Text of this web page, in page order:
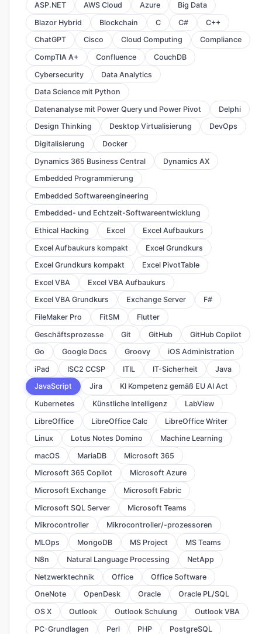
ASP.NET
AWS Cloud Azure
Big Data
Blazor Hybrid
Blockchain C C#
C++
ChatGPT
Cisco Cloud Computing
Compliance
CompTIA A+
Confluence
CouchDB
Cybersecurity
Data Analytics
Data Science mit Python
Datenanalyse mit Power Query und Power Pivot
Delphi
Design Thinking
Desktop Virtualisierung
DevOps
Digitalisierung
Docker
Dynamics 365 Business Central
Dynamics AX
Embedded Programmierung
Embedded Softwareengineering
Embedded- und Echtzeit-Softwareentwicklung
Ethical Hacking
Excel
Excel Aufbaukurs
Excel Aufbaukurs kompakt
Excel Grundkurs
Excel Grundkurs kompakt
Excel PivotTable
Excel VBA
Excel VBA Aufbaukurs
Excel VBA Grundkurs
Exchange Server
F#
FileMaker Pro
FitSM
Flutter
Geschäftsprozesse
Git GitHub
GitHub Copilot
Go
Google Docs Groovy
iOS Administration
iPad
ISC2 CCSP ITIL IT-Sicherheit
Java
JavaScript
Jira
KI Kompetenz gemäß EU AI Act
Kubernetes
Künstliche Intelligenz
LabView
LibreOffice
LibreOffice Calc
LibreOffice Writer
Linux
Lotus Notes Domino
Machine Learning
macOS
MariaDB
Microsoft 365
Microsoft 365 Copilot
Microsoft Azure
Microsoft Exchange
Microsoft Fabric
Microsoft SQL Server
Microsoft Teams
Mikrocontroller
Mikrocontroller/-prozessoren
MLOps
MongoDB MS Project
MS Teams
N8n
Natural Language Processing
NetApp
Netzwerktechnik
Office
Office Software
OneNote
OpenDesk Oracle
Oracle PL/SQL
OS X
Outlook Outlook Schulung
Outlook VBA
PC-Grundlagen
Perl PHP
PostgreSQL